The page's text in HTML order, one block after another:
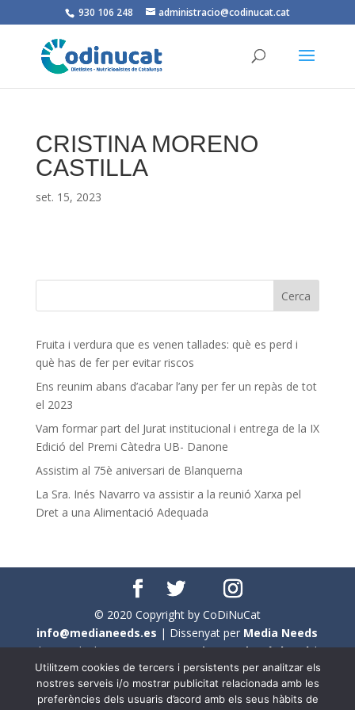
930 106 248 administracio@codinucat.cat
CRISTINA MORENO
CASTILLA
set. 15, 2023
Fruita i verdura que es venen tallades: què es perd i
què has de fer per evitar riscos
Ens reunim abans d’acabar l’any per fer un repàs de tot
el 2023
Vam formar part del Jurat institucional i entrega de la IX
Edició del Premi Càtedra UB- Danone
Assistim al 75è aniversari de Blanquerna
La Sra. Inés Navarro va assistir a la reunió Xarxa pel
Dret a una Alimentació Adequada
© 2020 Copyright by CoDiNuCat
info@medianeeds.es | Dissenyat per Media Needs
| Tots els drets reservats aCoDiNuCat |Avís legal|
Avís per cookies
En aquest web s'ha tingut en compte l'ús no sexista del
Utilitzem cookies de tercers i persistents per analitzar els
nostres serveis i/o mostrar publicitat relacionada amb les
preferències dels usuaris d’acord amb els seus hàbits de